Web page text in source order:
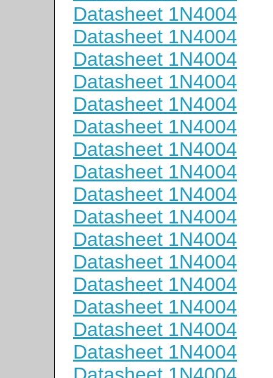
Datasheet 1N4004
Datasheet 1N4004
Datasheet 1N4004
Datasheet 1N4004
Datasheet 1N4004
Datasheet 1N4004
Datasheet 1N4004
Datasheet 1N4004
Datasheet 1N4004
Datasheet 1N4004
Datasheet 1N4004
Datasheet 1N4004
Datasheet 1N4004
Datasheet 1N4004
Datasheet 1N4004
Datasheet 1N4004